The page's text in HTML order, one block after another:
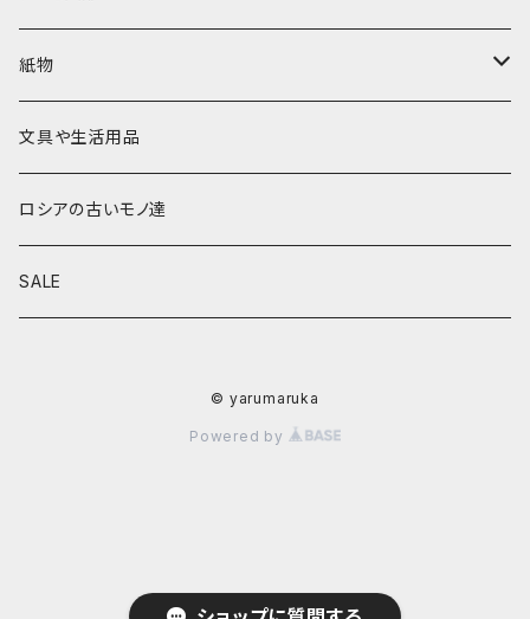
ヴィクトル・ニキーチン
その他
小物入れ・ボトルケース
置物
カラクリおもちゃ
キーホルダー他
グジェリ
切り売り布・リボン
その他
現代物
ソビエト時代モノ等
紙物
本類
お祝い封筒
カード類
文具や生活用品
ロシアの古いモノ達
SALE
© yarumaruka
Powered by